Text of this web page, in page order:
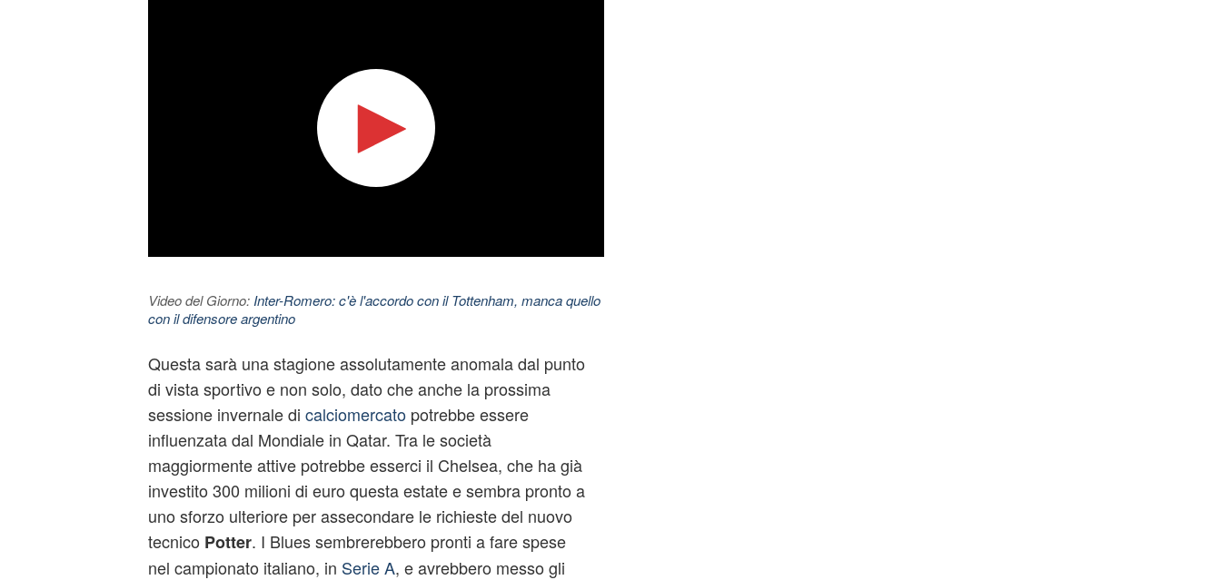
Video del Giorno: Inter-Romero: c'è l'accordo con il Tottenham, manca quello
con il difensore argentino
Questa sarà una stagione assolutamente anomala dal punto
di vista sportivo e non solo, dato che anche la prossima
sessione invernale di calciomercatopotrebbe essere
influenzata dal Mondiale in Qatar. Tra le società
maggiormente attive potrebbe esserci il Chelsea, che ha già
investito 300 milioni di euro questa estate e sembra pronto a
uno sforzo ulteriore per assecondare le richieste del nuovo
tecnico Potter. I Blues sembrerebbero pronti a fare spese
nel campionato italiano, in Serie A, e avrebbero messo gli